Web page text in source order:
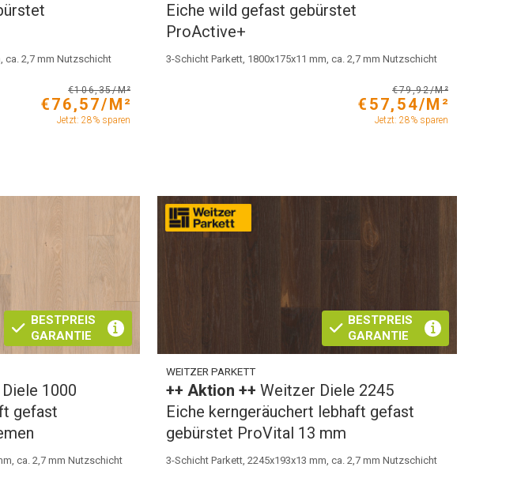
ca. 2,7 mm Nutzschicht
€106,35/M²
€76,57/M²
Jetzt: 28% sparen
Eiche wild gefast gebürstet
ProActive+
3-Schicht Parkett, 1800x175x11 mm, ca. 2,7 mm Nutzschicht
€79,92/M²
€57,54/M²
Jetzt: 28% sparen
BESTPREIS
GARANTIE
1000
gefast
ca. 2,7 mm Nutzschicht
BESTPREIS
GARANTIE
WEITZER PARKETT
++ Aktion ++Weitzer Diele 2245
Eiche kerngeräuchert lebhaft gefast
gebürstet ProVital 13 mm
3-Schicht Parkett, 2245x193x13 mm, ca. 2,7 mm Nutzschicht